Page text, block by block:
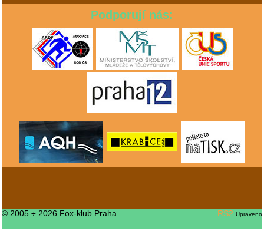
Podporují nás:
© 2005 ÷ 2026 Fox-klub Praha RS2 Upraveno